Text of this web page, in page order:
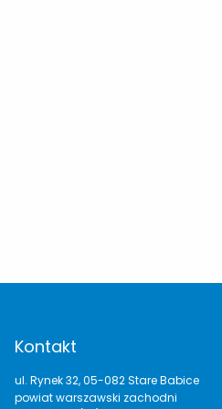
Kontakt
ul. Rynek 32, 05-082 Stare Babice
powiat warszawski zachodni